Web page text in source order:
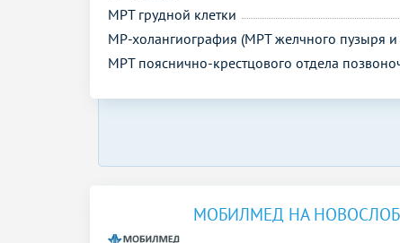
МРТ грудной клетки
МР-холангиография (МРТ желчного пузыря
МРТ пояснично-крестцового отдела
МОБИЛМЕД НА